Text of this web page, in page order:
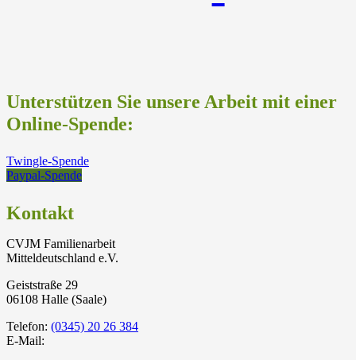
Unterstützen Sie unsere Arbeit mit einer
Online-Spende:
Twingle-Spende
Paypal-Spende
Kontakt
CVJM Familienarbeit
Mitteldeutschland e.V.
Geiststraße 29
06108 Halle (Saale)
Telefon: (0345) 20 26 384
E-Mail: